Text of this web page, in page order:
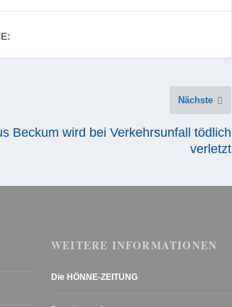
Nächste
Beckum wird bei Verkehrsunfall tödlich
verletzt
WEITERE INFORMATIONEN
Die HÖNNE-ZEITUNG